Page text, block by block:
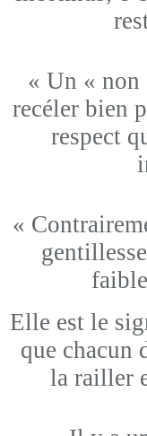
« Un « non
recéler bien
respect
«
Elle est le
que chacun
la railler